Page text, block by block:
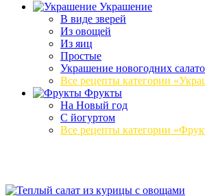
Украшение
В виде зверей
Из овощей
Из яиц
Простые
Украшение новогодних
Все рецепты категории
Фрукты
На Новый год
С йогуртом
Все рецепты категории